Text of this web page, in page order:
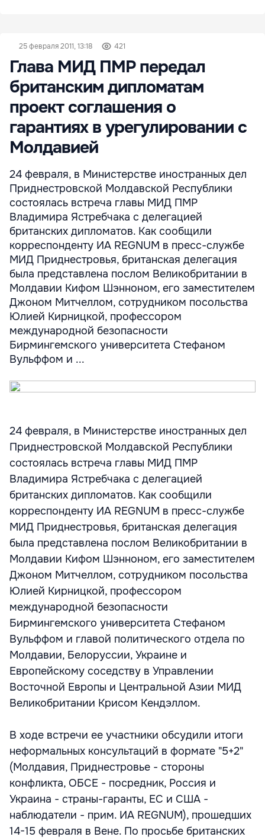
25 февраля 2011, 13:18 421
Глава МИД ПМР передал
британским дипломатам
проект соглашения о
гарантиях в урегулировании с
Молдавией
24 февраля, в Министерстве иностранных дел
Приднестровской Молдавской Республики
состоялась встреча главы МИД ПМР
Владимира Ястребчака с делегацией
британских дипломатов. Как сообщили
корреспонденту ИА REGNUM в пресс-службе
МИД Приднестровья, британская делегация
была представлена послом Великобритании в
Молдавии Кифом Шэнноном, его заместителем
Джоном Митчеллом, сотрудником посольства
Юлией Кирницкой, профессором
международной безопасности
Бирмингемского университета Стефаном
Вульффом и ...
24 февраля, в Министерстве иностранных дел
Приднестровской Молдавской Республики
состоялась встреча главы МИД ПМР
Владимира Ястребчака с делегацией
британских дипломатов. Как сообщили
корреспонденту ИА REGNUM в пресс-службе
МИД Приднестровья, британская делегация
была представлена послом Великобритании в
Молдавии Кифом Шэнноном, его заместителем
Джоном Митчеллом, сотрудником посольства
Юлией Кирницкой, профессором
международной безопасности
Бирмингемского университета Стефаном
Вульффом и главой политического отдела по
Молдавии, Белоруссии, Украине и
Европейскому соседству в Управлении
Восточной Европы и Центральной Азии МИД
Великобритании Крисом Кендэллом.
В ходе встречи ее участники обсудили итоги
неформальных консультаций в формате "5+2"
(Молдавия, Приднестровье - стороны
конфликта, ОБСЕ - посредник, Россия и
Украина - страны-гаранты, ЕС и США -
наблюдатели - прим. ИА REGNUM), прошедших
14-15 февраля в Вене. По просьбе британских